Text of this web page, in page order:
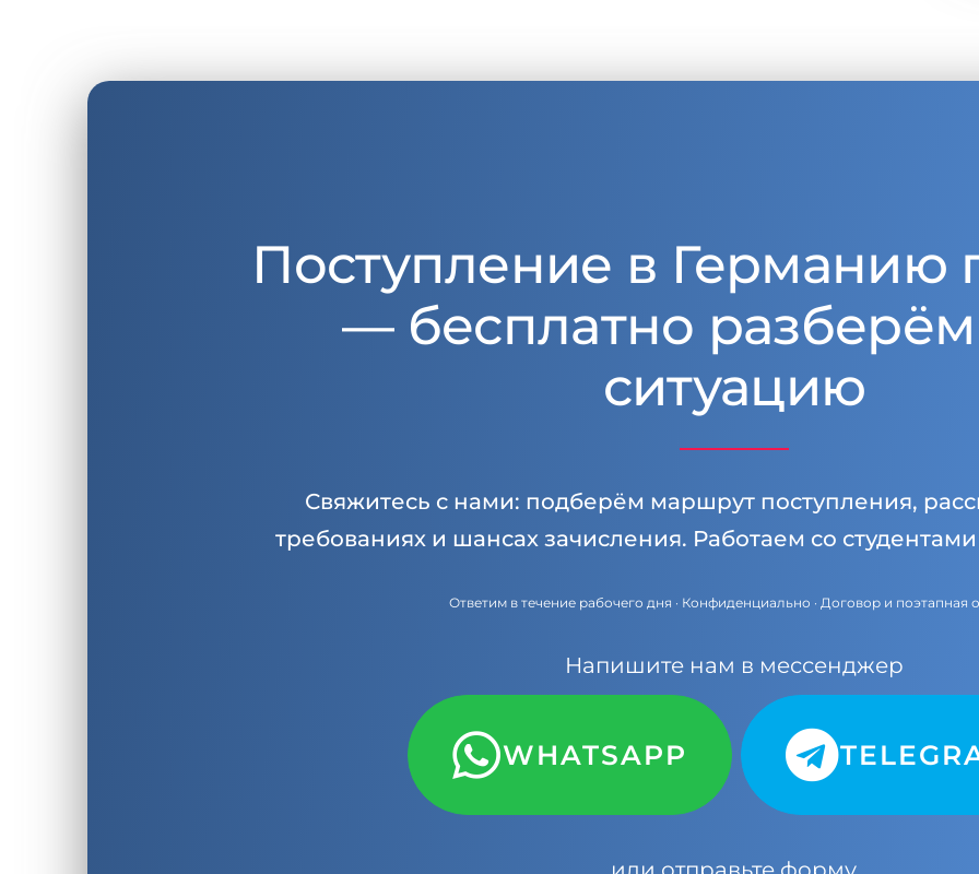
Поступление в Германию
— бесплатно
ситуацию
Свяжитесь с нами: подберём маршрут поступления,
требованиях и шансах зачисления. Работаем со
Ответим в течение рабочего дня · Конфиденциально · Договор и поэтапная
Напишите нам в мессенджер
WHATSAPP